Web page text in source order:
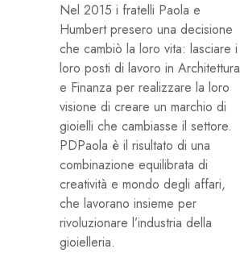
Nel 2015 i fratelli Paola e
Humbert presero una decisione
che cambiò la loro vita: lasciare i
loro posti di lavoro in Architettura
e Finanza per realizzare la loro
visione di creare un marchio di
gioielli che cambiasse il settore.
PDPaola è il risultato di una
combinazione equilibrata di
creatività e mondo degli affari,
che lavorano insieme per
rivoluzionare l’industria della
gioielleria.